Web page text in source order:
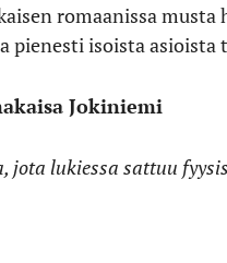
romaanissa
pienesti isoista
Jokiniemi
jota lukiessa sattuu